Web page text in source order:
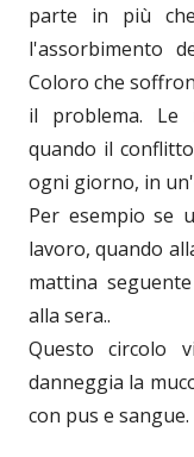
parte in più
l'assorbimento
Coloro che
il problema. Le
quando il
ogni giorno, in
Per esempio se
lavoro, quando
mattina
alla sera..
Questo circolo
danneggia la
con pus e sangue.